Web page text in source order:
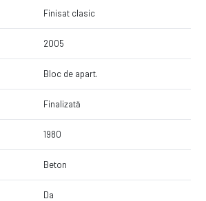
Finisat clasic
2005
Bloc de apart.
Finalizată
1980
Beton
Da